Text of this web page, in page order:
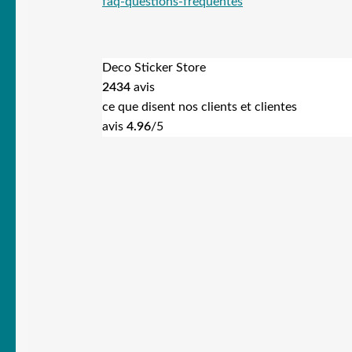
Deco Sticker Store
2434 avis
ce que disent nos clients et clientes
avis4.96/5